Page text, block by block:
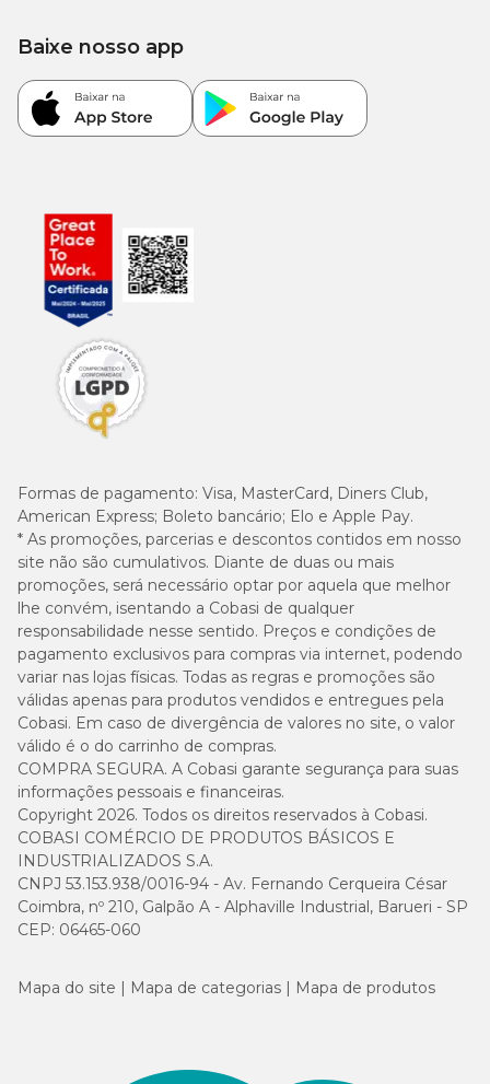
Formas de pagamento: Visa, MasterCard, Diners Club,
American Express; Boleto bancário; Elo e Apple Pay.
* As promoções, parcerias e descontos contidos em nosso
site não são cumulativos. Diante de duas ou mais
promoções, será necessário optar por aquela que melhor
lhe convém, isentando a Cobasi de qualquer
responsabilidade nesse sentido. Preços e condições de
pagamento exclusivos para compras via internet, podendo
variar nas lojas físicas. Todas as regras e promoções são
válidas apenas para produtos vendidos e entregues pela
Cobasi. Em caso de divergência de valores no site, o valor
válido é o do carrinho de compras.
COMPRA SEGURA. A Cobasi garante segurança para suas
informações pessoais e financeiras.
Copyright 2026. Todos os direitos reservados à Cobasi.
COBASI COMÉRCIO DE PRODUTOS BÁSICOS E
INDUSTRIALIZADOS S.A.
CNPJ 53.153.938/0016-94 - Av. Fernando Cerqueira César
Coimbra, nº 210, Galpão A - Alphaville Industrial, Barueri - SP
CEP: 06465-060
Baixe nosso app
Mapa do site Mapa de categorias Mapa de produtos